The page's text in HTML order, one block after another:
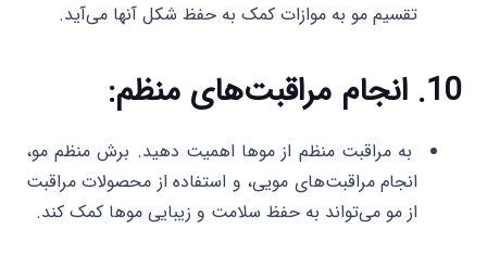
تقسیم مو به موازات کمک به حفظ شکل آنها می‌آید.
10. انجام مراقبت‌های منظم:
به مراقبت منظم از موها اهمیت دهید. برش منظم مو،
انجام مراقبت‌های مویی، و استفاده از محصولات مراقبت
از مو می‌تواند به حفظ سلامت و زیبایی موها کمک کند.